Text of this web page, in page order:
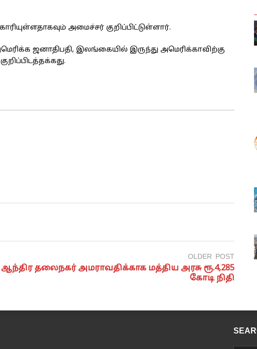
அமைச்சர் குறிப்பிட்டுள்ளார்.
ஜனாதிபதி, இலங்கையில் இருந்து அமெரிக்காவிற்கு
OLDER POST
ஆந்திர தலைநகர் அமராவதிக்காக மத்திய அரசு ரூ.4,285
கோடி நிதி